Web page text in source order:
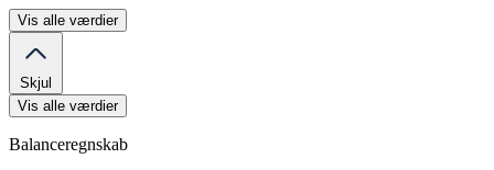
Vis alle værdier
Skjul
Vis alle værdier
Balanceregnskab